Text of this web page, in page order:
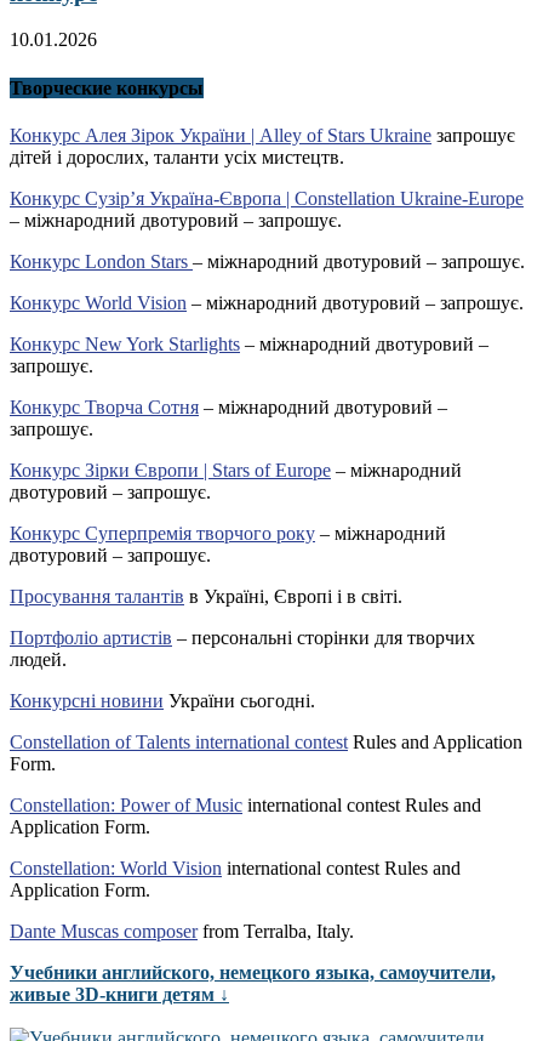
10.01.2026
Творческие конкурсы
Конкурс Алея Зірок України | Alley of Stars Ukraine запрошує
дітей і дорослих, таланти усіх мистецтв.
Конкурс Сузір’я Україна-Європа | Constellation Ukraine-Europe
– міжнародний двотуровий – запрошує.
Конкурс London Stars – міжнародний двотуровий – запрошує.
Конкурс World Vision – міжнародний двотуровий – запрошує.
Конкурс New York Starlights – міжнародний двотуровий –
запрошує.
Конкурс Творча Сотня – міжнародний двотуровий –
запрошує.
Конкурс Зірки Європи | Stars of Europe – міжнародний
двотуровий – запрошує.
Конкурс Суперпремія творчого року – міжнародний
двотуровий – запрошує.
Просування талантів в Україні, Європі і в світі.
Портфоліо артистів – персональні сторінки для творчих
людей.
Конкурсні новини України сьогодні.
Constellation of Talents international contest Rules and Application
Form.
Constellation: Power of Music international contest Rules and
Application Form.
Constellation: World Vision international contest Rules and
Application Form.
Dante Muscas composerfrom Terralba, Italy.
Учебники английского, немецкого языка, самоучители,
живые 3D-книги детям ↓